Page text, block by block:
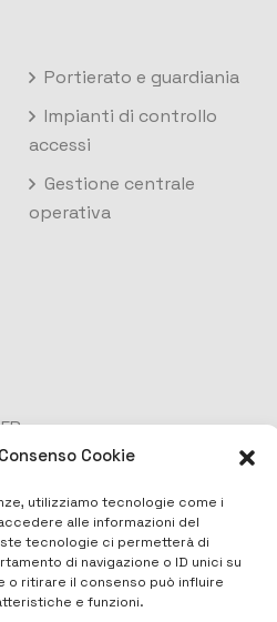
Cookie
utilizziamo tecnologie come i
alle informazioni del
tecnologie ci permetterà di
di navigazione o ID unici su
o ritirare il consenso può influire
e funzioni.
Portierato e guardiania
Impianti di controllo
accessi
Gestione centrale
operativa